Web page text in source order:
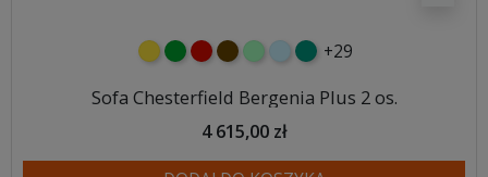
żółtyzielonyczerwony
czekoladowy
miętowybłękitny
turkusowy
+29
Sofa Chesterfield Bergenia Plus 2 os.
4 615,00 zł